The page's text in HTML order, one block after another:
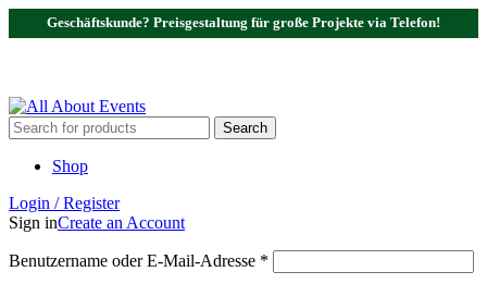
Geschäftskunde? Preisgestaltung für große Projekte via Telefon!
Search
Shop
Login / Register
Sign inCreate an Account
Benutzername oder E-Mail-Adresse *